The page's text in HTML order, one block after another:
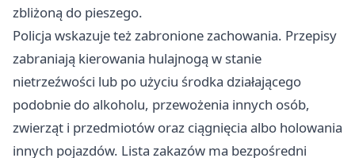
zbliżoną do pieszego.
Policja wskazuje też zabronione zachowania. Przepisy
zabraniają kierowania hulajnogą w stanie
nietrzeźwości lub po użyciu środka działającego
podobnie do alkoholu, przewożenia innych osób,
zwierząt i przedmiotów oraz ciągnięcia albo holowania
innych pojazdów. Lista zakazów ma bezpośredni